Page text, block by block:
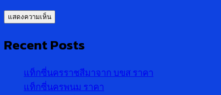
Recent Posts
แท็กซี่นครราชสีมาจาก บขส ราคา
แท็กซี่นครพนม ราคา